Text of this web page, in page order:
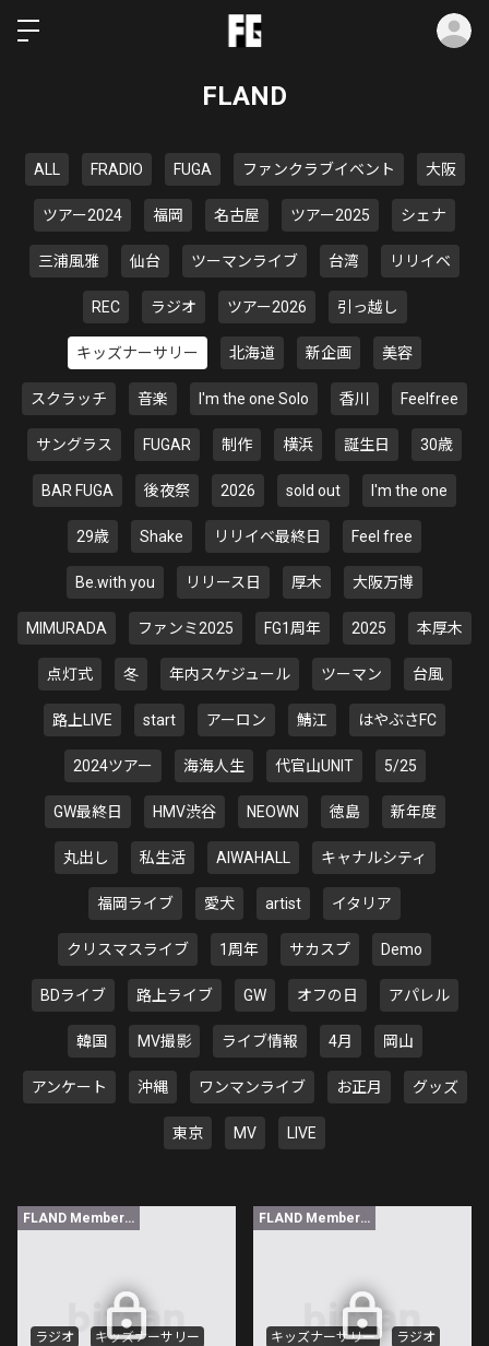
FLAND
ALL FRADIO FUGA ファンクラブイベント 大阪
ツアー2024 福岡 名古屋 ツアー2025 シェナ
三浦風雅 仙台 ツーマンライブ 台湾 リリイベ
REC ラジオ ツアー2026 引っ越し
キッズナーサリー 北海道 新企画 美容
スクラッチ 音楽 I'm the one Solo 香川 Feelfree
サングラス FUGAR 制作 横浜 誕生日 30歳
BAR FUGA 後夜祭 2026 sold out I'm the one
29歳 Shake リリイベ最終日 Feel free
Be.with you リリース日 厚木 大阪万博
MIMURADA ファンミ2025 FG1周年 2025 本厚木
点灯式 冬 年内スケジュール ツーマン 台風
路上LIVE start アーロン 鯖江 はやぶさFC
2024ツアー 海海人生 代官山UNIT 5/25
GW最終日 HMV渋谷 NEOWN 徳島 新年度
丸出し 私生活 AIWAHALL キャナルシティ
福岡ライブ 愛犬 artist イタリア
クリスマスライブ 1周年 サカスプ Demo
BDライブ 路上ライブ GW オフの日 アパレル
韓国 MV撮影 ライブ情報 4月 岡山
アンケート 沖縄 ワンマンライブ お正月 グッズ
東京 MV LIVE
FLAND Member限定
ラジオ キッズナーサリー
FLAND Member限定
キッズナーサリー ラジオ